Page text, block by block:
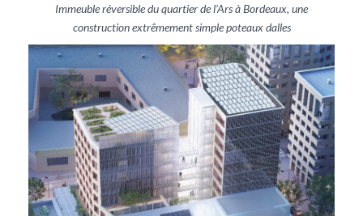
Immeuble réversible du quartier de l’Ars à Bordeaux, une
construction extrêmement simple poteaux dalles